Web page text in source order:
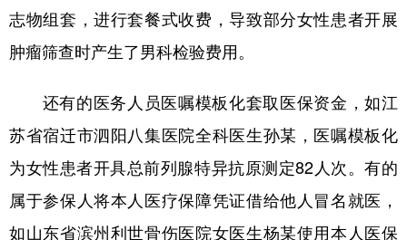
多语种频道
English Español Français عربى
Русский язык 日本語 한국어
Deutsch Português
志物组套，进行套餐式收费，导致部分女性患者开展
肿瘤筛查时产生了男科检验费用。
还有的医务人员医嘱模板化套取医保资金，如江
苏省宿迁市泗阳八集医院全科医生孙某，医嘱模板化
为女性患者开具总前列腺特异抗原测定82人次。有的
属于参保人将本人医疗保障凭证借给他人冒名就医，
如山东省滨州利世骨伤医院女医生杨某使用本人医保